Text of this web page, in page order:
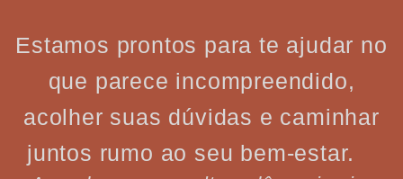
Estamos prontos para te ajudar no
que parece incompreendido,
acolher suas dúvidas e caminhar
juntos rumo ao seu bem-estar.